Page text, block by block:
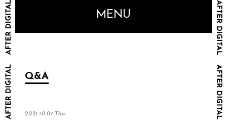
MENU
Q&A
2021.10.07 Thu.